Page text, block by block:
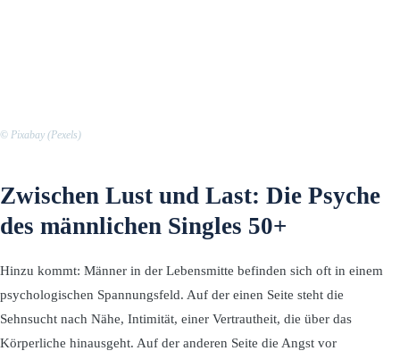
© Pixabay (Pexels)
Zwischen Lust und Last: Die Psyche
des männlichen Singles 50+
Hinzu kommt: Männer in der Lebensmitte befinden sich oft in einem
psychologischen Spannungsfeld. Auf der einen Seite steht die
Sehnsucht nach Nähe, Intimität, einer Vertrautheit, die über das
Körperliche hinausgeht. Auf der anderen Seite die Angst vor